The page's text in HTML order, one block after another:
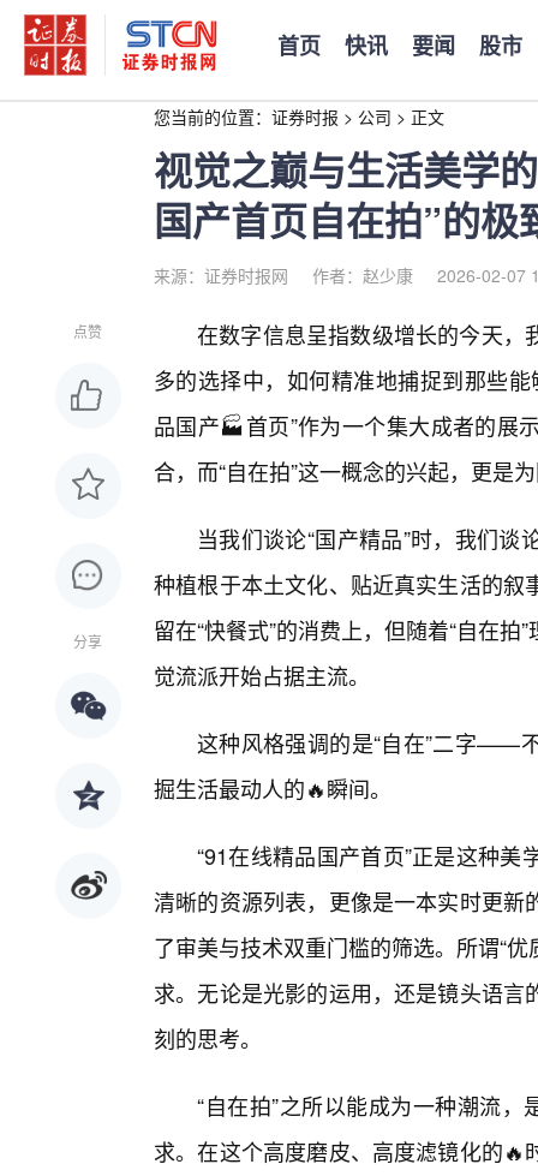
首页 快讯 要闻 股市
您当前的位置： 证券时报 > 公司 > 正文
视觉之巅与生活美学
国产首页自在拍”的极
来源：证券时报网 作者：赵少康 2026-02-07
点赞
分享
在数字信息呈指数级增长的今天，
多的选择中，如何精准地捕捉到那些
品国产🏭首页”作为一个集大成者的展
合，而“自在拍”这一概念的兴起，更是
当我们谈论“国产精品”时，我们
种植根于本土文化、贴近真实生活的
留在“快餐式”的消费上，但随着“自在
觉流派开始占据主流。
这种风格强调的是“自在”二字——
掘生活最动人的🔥瞬间。
“91在线精品国产首页”正是这种
清晰的资源列表，更像是一本实时更
了审美与技术双重门槛的筛选。所谓“
求。无论是光影的运用，还是镜头语
刻的思考。
“自在拍”之所以能成为一种潮流
求。在这个高度磨皮、高度滤镜化的